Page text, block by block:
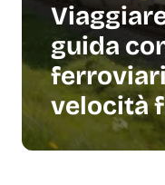
guida
velocità